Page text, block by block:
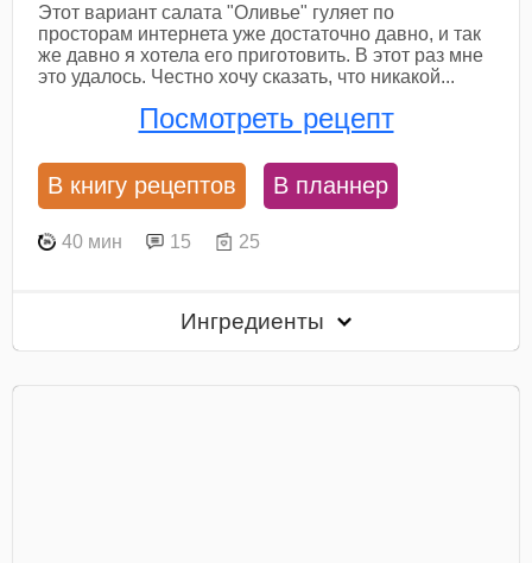
Этот вариант салата "Оливье" гуляет по
просторам интернета уже достаточно давно, и так
же давно я хотела его приготовить. В этот раз мне
это удалось. Честно хочу сказать, что никакой...
Посмотреть рецепт
В книгу рецептов В планнер
40 мин 15 25
Ингредиенты